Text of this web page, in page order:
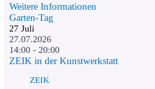
Weitere Informationen
Garten-Tag
27 Juli
27.07.2026
14:00 - 20:00
ZEIK in der Kunstwerkstatt
ZEIK